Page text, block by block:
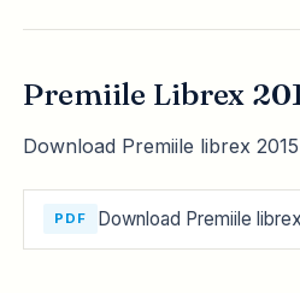
Premiile Librex
Download Premiile librex
PDF Download Premiile